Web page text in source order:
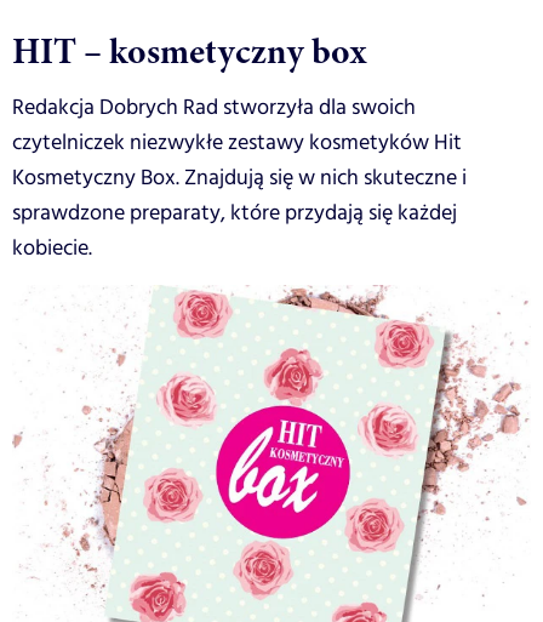
HIT – kosmetyczny box
Redakcja Dobrych Rad stworzyła dla swoich
czytelniczek niezwykłe zestawy kosmetyków Hit
Kosmetyczny Box. Znajdują się w nich skuteczne i
sprawdzone preparaty, które przydają się każdej
kobiecie.